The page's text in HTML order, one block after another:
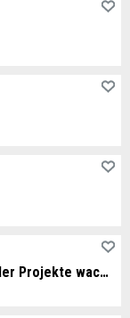
Salon – ein kreativer Kokon, der Projekte wachsen lässt